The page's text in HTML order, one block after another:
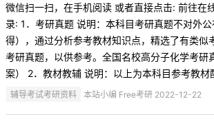
微信扫一扫，在手机阅读 或者直接点击: 前往在
录: 1．考研真题 说明：本科目考研真题不对外
得），通过分析参考教材知识点，精选了有类似
考研真题，以供参考。全国名校高分子化学考研
案） 2．教材教辅 说明：以上为本科目参考教材
辅导考试考研资料 本站小编 Free考研 2022-12-22